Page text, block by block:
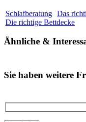
Schlafberatung Das
Die richtige Bettdecke
Ähnliche &
Sie haben weitere